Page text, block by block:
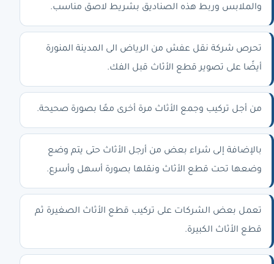
والملابس وربط هذه الصناديق بشريط لاصق مناسب.
تحرص شركة نقل عفش من الرياض الى المدينة المنورة
أيضًا على تصوير قطع الأثاث قبل الفك.
من أجل تركيب وجمع الأثاث مرة أخرى معًا بصورة صحيحة.
بالإضافة إلى شراء بعض من أرجل الأثاث حتى يتم وضع
وضعها تحت قطع الأثاث ونقلها بصورة أسهل وأسرع.
تعمل بعض الشركات على تركيب قطع الأثاث الصغيرة ثم
قطع الأثاث الكبيرة.